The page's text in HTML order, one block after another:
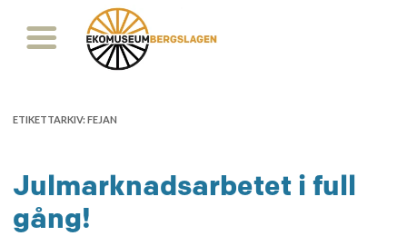
ETIKETTARKIV: FEJAN
Julmarknadsarbetet i full
gång!